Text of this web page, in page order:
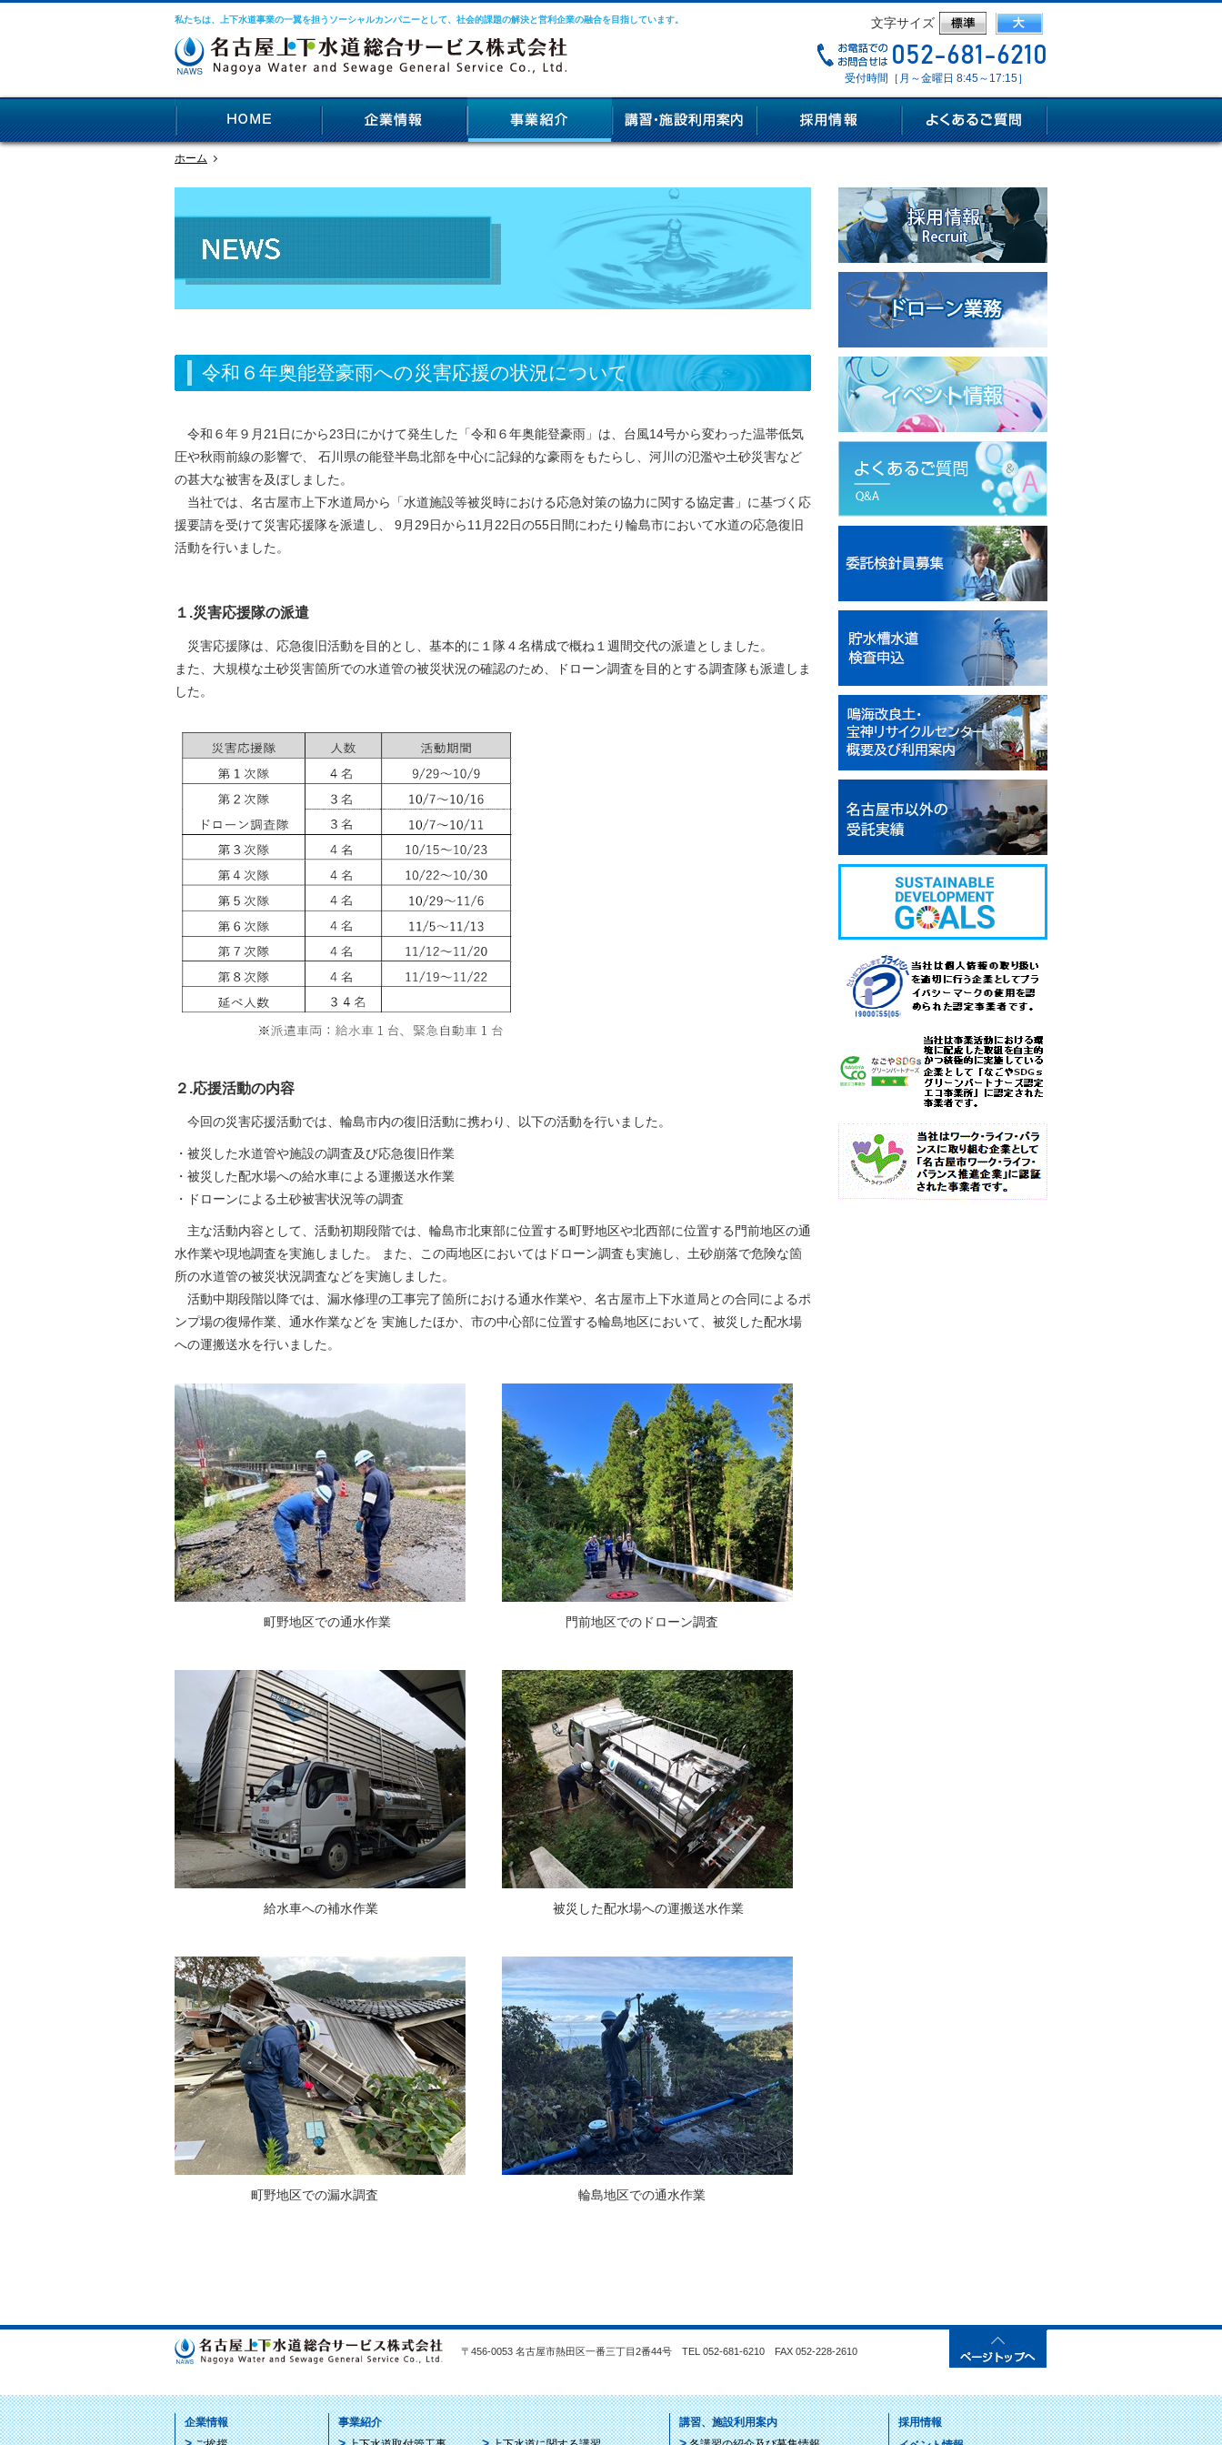
私たちは、上下水道事業の一翼を担うソーシャルカンパニーとして、社会的課題の解決と営利企業の融合を目指しています。 文字サイズ
受付時間［月～金曜日 8:45～17:15］
ホーム
令和６年奥能登豪雨への災害応援の状況について
令和６年９月21日にから23日にかけて発生した「令和６年奥能登豪雨」は、台風14号から変わった温帯低気
圧や秋雨前線の影響で、 石川県の能登半島北部を中心に記録的な豪雨をもたらし、河川の氾濫や土砂災害など
の甚大な被害を及ぼしました。
当社では、名古屋市上下水道局から「水道施設等被災時における応急対策の協力に関する協定書」に基づく応
援要請を受けて災害応援隊を派遣し、 9月29日から11月22日の55日間にわたり輪島市において水道の応急復旧
活動を行いました。
１.災害応援隊の派遣
災害応援隊は、応急復旧活動を目的とし、基本的に１隊４名構成で概ね１週間交代の派遣としました。
また、大規模な土砂災害箇所での水道管の被災状況の確認のため、ドローン調査を目的とする調査隊も派遣しま
した。
２.応援活動の内容
今回の災害応援活動では、輪島市内の復旧活動に携わり、以下の活動を行いました。
・被災した水道管や施設の調査及び応急復旧作業
・被災した配水場への給水車による運搬送水作業
・ドローンによる土砂被害状況等の調査
主な活動内容として、活動初期段階では、輪島市北東部に位置する町野地区や北西部に位置する門前地区の通
水作業や現地調査を実施しました。 また、この両地区においてはドローン調査も実施し、土砂崩落で危険な箇
所の水道管の被災状況調査などを実施しました。
活動中期段階以降では、漏水修理の工事完了箇所における通水作業や、名古屋市上下水道局との合同によるポ
ンプ場の復帰作業、通水作業などを 実施したほか、市の中心部に位置する輪島地区において、被災した配水場
への運搬送水を行いました。
町野地区での通水作業 門前地区でのドローン調査
給水車への補水作業 被災した配水場への運搬送水作業
町野地区での漏水調査 輪島地区での通水作業
〒456-0053 名古屋市熱田区一番三丁目2番44号 TEL 052-681-6210 FAX 052-228-2610
企業情報
事業紹介
講習、施設利用案内
採用情報